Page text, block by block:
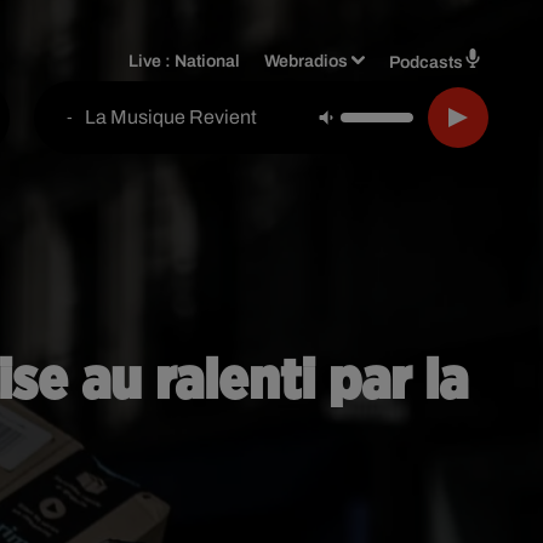
Live : National Webradios Podcasts
- La Musique Revient
au ralenti par la